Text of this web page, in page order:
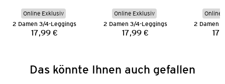
Online Exklusiv
2 Damen 3/4-Leggings
Preis:
17,99 €
Online Exklusiv
2 Damen 3/4-Leggings
Preis:
17,99 €
Online
2 Damen
Das könnte Ihnen auch gefallen